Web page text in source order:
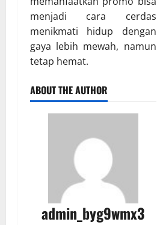
menjadi cara cerdas
menikmati hidup dengan
gaya lebih mewah, namun
tetap hemat.
ABOUT THE AUTHOR
admin_byg9wmx3